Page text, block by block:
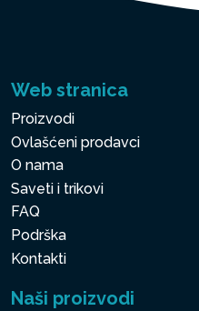
Web stranica
Proizvodi
Ovlašćeni prodavci
O nama
Saveti i trikovi
FAQ
Podrška
Kontakti
Naši proizvodi